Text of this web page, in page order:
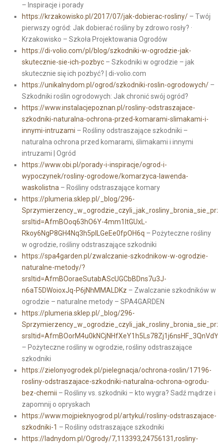
– Inspiracje i porady
https://krzakowisko.pl/2017/07/jak-dobierac-rosliny/– Twój
pierwszy ogród: Jak dobierać rośliny by zdrowo rosły? ·
Krzakowisko – Szkoła Projektowania Ogrodów
https://di-volio.com/pl/blog/szkodniki-w-ogrodzie-jak-
skutecznie-sie-ich-pozbyc– Szkodniki w ogrodzie – jak
skutecznie się ich pozbyć? | di-volio.com
https://unikalnydom.pl/ogrod/szkodniki-roslin-ogrodowych/–
Szkodniki roślin ogrodowych: Jak chronić swój ogród?
https://www.instalacjepoznan.pl/rosliny-odstraszajace-
szkodniki-naturalna-ochrona-przed-komarami-slimakami-i-
innymi-intruzami – Rośliny odstraszające szkodniki –
naturalna ochrona przed komarami, ślimakami i innymi
intruzami | Ogród
https://www.obi.pl/porady-i-inspiracje/ogrod-i-
wypoczynek/rosliny-ogrodowe/komarzyca-lawenda-
waskolistna – Rośliny odstraszające komary
https://plumeria.sklep.pl/_blog/296-
srsltid=AfmBOoq63hO6Y-4mm1ItGUxL-
Rkoy6NgP8GH4Nq3h5pILGeEe0fpOH6q – Pożyteczne rośliny
w ogrodzie, rośliny odstraszające szkodniki
https://spa4garden.pl/zwalczanie-szkodnikow-w-ogrodzie-
naturalne-metody/?
srsltid=AfmBOoraeSutabAScUGCbBDns7u3J-
n6aT5DWoioxJq-P6jNhMMALDKz – Zwalczanie szkodników w
ogrodzie – naturalne metody – SPA4GARDEN
https://plumeria.sklep.pl/_blog/296-
– Pożyteczne rośliny w ogrodzie, rośliny odstraszające
szkodniki
https://zielonyogrodek.pl/pielegnacja/ochrona-roslin/17196-
rosliny-odstraszajace-szkodniki-naturalna-ochrona-ogrodu-
bez-chemii – Rośliny vs. szkodniki – kto wygra? Sadź mądrze i
zapomnij o opryskach
https://www.mojpieknyogrod.pl/artykul/rosliny-odstraszajace-
szkodniki-1 – Rośliny odstraszające szkodniki
https://ladnydom.pl/Ogrody/7,113393,24756131,rosliny-